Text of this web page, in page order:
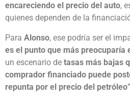
encareciendo el precio del auto,
quienes dependen de la
Para Alonso, ese podría ser el
es el punto que más preocuparía
un escenario de tasas más bajas
comprador financiado puede
repunta por el precio del petróleo